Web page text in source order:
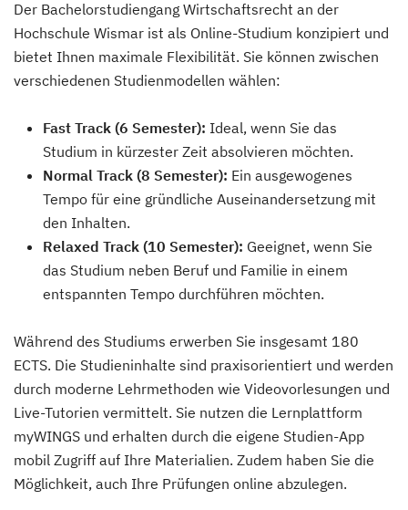
Der Bachelorstudiengang Wirtschaftsrecht an der
Hochschule Wismar ist als Online-Studium konzipiert und
bietet Ihnen maximale Flexibilität. Sie können zwischen
verschiedenen Studienmodellen wählen:
Fast Track (6 Semester): Ideal, wenn Sie das
Studium in kürzester Zeit absolvieren möchten.
Normal Track (8 Semester): Ein ausgewogenes
Tempo für eine gründliche Auseinandersetzung mit
den Inhalten.
Relaxed Track (10 Semester): Geeignet, wenn Sie
das Studium neben Beruf und Familie in einem
entspannten Tempo durchführen möchten.
Während des Studiums erwerben Sie insgesamt 180
ECTS. Die Studieninhalte sind praxisorientiert und werden
durch moderne Lehrmethoden wie Videovorlesungen und
Live-Tutorien vermittelt. Sie nutzen die Lernplattform
myWINGS und erhalten durch die eigene Studien-App
mobil Zugriff auf Ihre Materialien. Zudem haben Sie die
Möglichkeit, auch Ihre Prüfungen online abzulegen.